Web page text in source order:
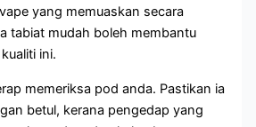
yang memuaskan secara
tabiat mudah boleh membantu
ini.
memeriksa pod anda. Pastikan ia
betul, kerana pengedap yang